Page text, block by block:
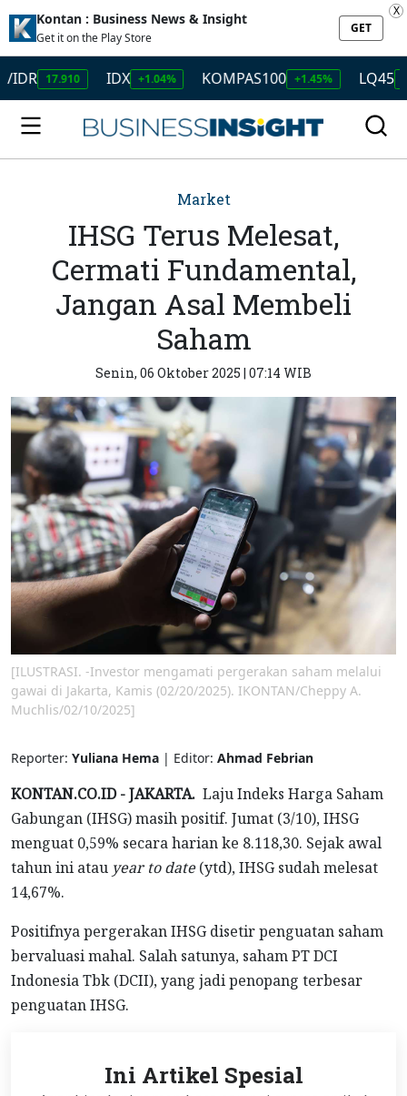
Kontan : Business News & Insight
Get it on the Play Store
GET
X
17.910 IDX +1.04% KOMPAS100 +1.45% LQ45 +1.50%
Market
IHSG Terus Melesat,
Cermati Fundamental,
Jangan Asal Membeli
Saham
Senin, 06 Oktober 2025 | 07:14 WIB
[ILUSTRASI. -Investor mengamati pergerakan saham melalui
gawai di Jakarta, Kamis (02/20/2025). IKONTAN/Cheppy A.
Muchlis/02/10/2025]
Reporter: Yuliana Hema | Editor: Ahmad Febrian
KONTAN.CO.ID - JAKARTA. Laju Indeks Harga Saham
Gabungan (IHSG) masih positif. Jumat (3/10), IHSG
menguat 0,59% secara harian ke 8.118,30. Sejak awal
tahun ini atau year to date(ytd), IHSG sudah melesat
14,67%.
Positifnya pergerakan IHSG disetir penguatan saham
bervaluasi mahal. Salah satunya, saham PT DCI
Indonesia Tbk (DCII), yang jadi penopang terbesar
penguatan IHSG.
Ini Artikel Spesial